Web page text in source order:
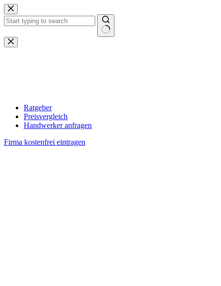
Zum
Inhalt
springen
Keine
Ergebnisse
Ratgeber
Preisvergleich
Handwerker anfragen
Firma kostenfrei eintragen